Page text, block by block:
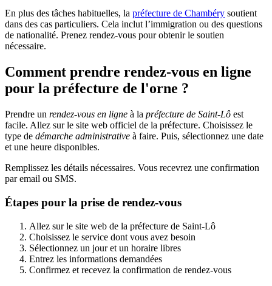
En plus des tâches habituelles, la préfecture de Chambéry soutient
dans des cas particuliers. Cela inclut l’immigration ou des questions
de nationalité. Prenez rendez-vous pour obtenir le soutien
nécessaire.
Comment prendre rendez-vous en ligne
pour la préfecture de l'orne ?
Prendre un rendez-vous en ligne à la préfecture de Saint-Lô est
facile. Allez sur le site web officiel de la préfecture. Choisissez le
type de démarche administrative à faire. Puis, sélectionnez une date
et une heure disponibles.
Remplissez les détails nécessaires. Vous recevrez une confirmation
par email ou SMS.
Étapes pour la prise de rendez-vous
Allez sur le site web de la préfecture de Saint-Lô
Choisissez le service dont vous avez besoin
Sélectionnez un jour et un horaire libres
Entrez les informations demandées
Confirmez et recevez la confirmation de rendez-vous